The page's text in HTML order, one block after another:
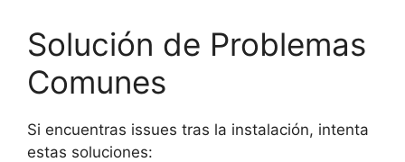
Solución de Problemas
Comunes
Si encuentras issues tras la instalación, intenta
estas soluciones: